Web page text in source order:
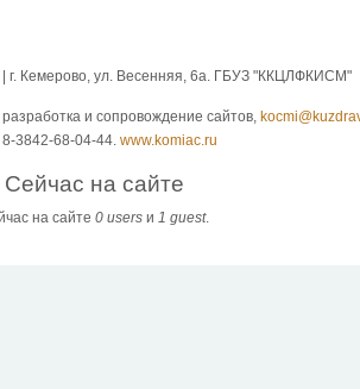
| г. Кемерово, ул. Весенняя, 6а. ГБУЗ "ККЦЛФКИСМ"
и сопровождение сайтов,
8-3842-68-04-44. www.komiac.ru
Сейчас на сайте
на сайте 0 users и 1 guest.